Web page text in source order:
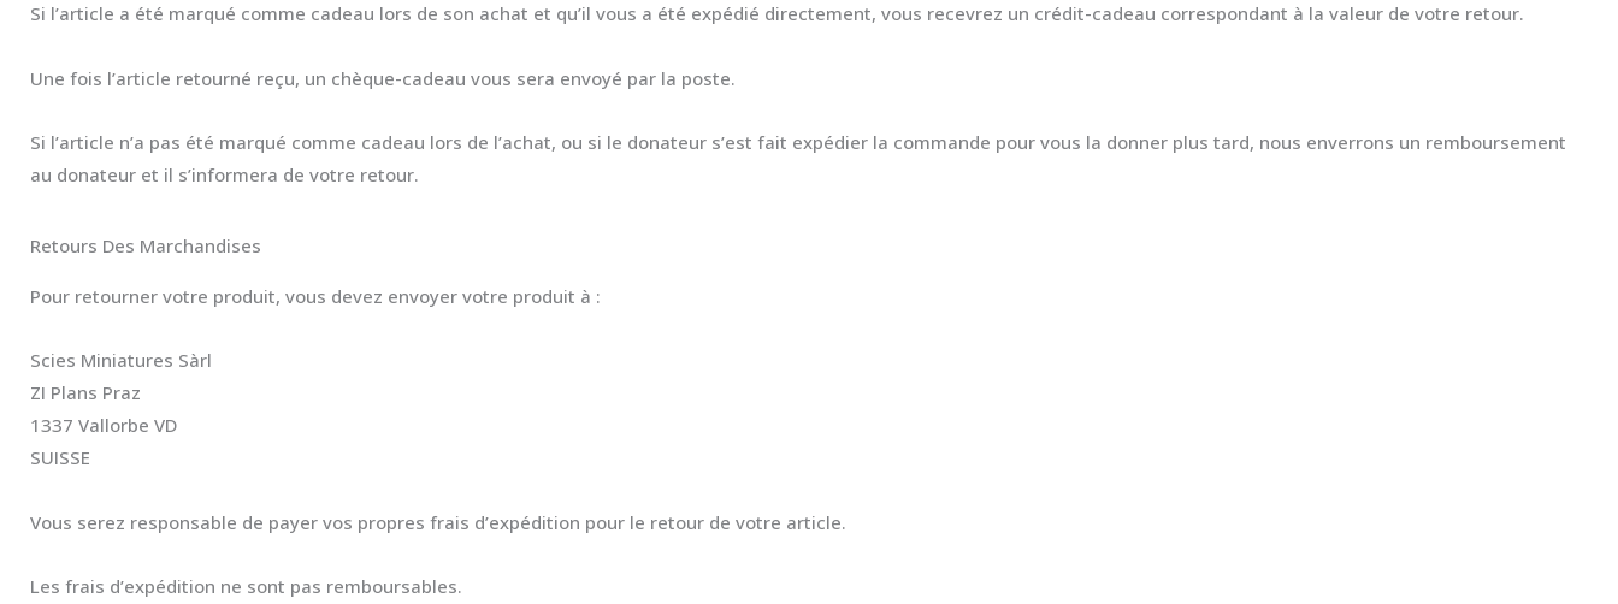
Si l’article a été marqué comme cadeau lors de son achat et qu’il vous a été expédié directement, vous recevrez un crédit-cadeau correspondant à la valeur de votre retour.
Une fois l’article retourné reçu, un chèque-cadeau vous sera envoyé par la poste.
Si l’article n’a pas été marqué comme cadeau lors de l’achat, ou si le donateur s’est fait expédier la commande pour vous la donner plus tard, nous enverrons un remboursement
au donateur et il s’informera de votre retour.
Retours Des Marchandises
Pour retourner votre produit, vous devez envoyer votre produit à :
Scies Miniatures Sàrl
ZI Plans Praz
1337 Vallorbe VD
SUISSE
Vous serez responsable de payer vos propres frais d’expédition pour le retour de votre article.
Les frais d’expédition ne sont pas remboursables.